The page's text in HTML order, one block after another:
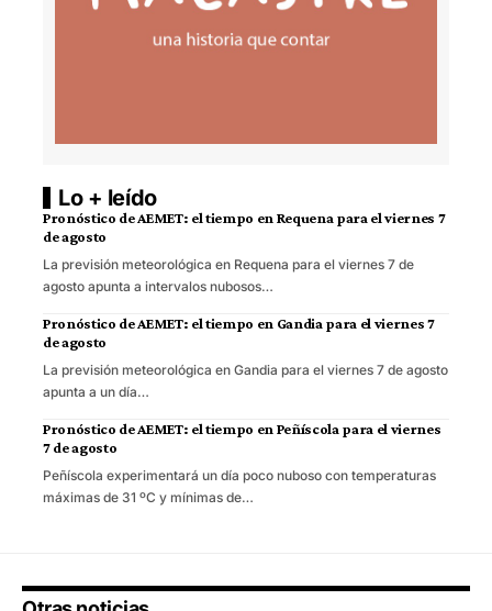
Lo + leído
Pronóstico de AEMET: el tiempo en Requena para el viernes 7
de agosto
La previsión meteorológica en Requena para el viernes 7 de
agosto apunta a intervalos nubosos…
Pronóstico de AEMET: el tiempo en Gandia para el viernes 7
de agosto
La previsión meteorológica en Gandia para el viernes 7 de agosto
apunta a un día…
Pronóstico de AEMET: el tiempo en Peñíscola para el viernes
7 de agosto
Peñíscola experimentará un día poco nuboso con temperaturas
máximas de 31 ºC y mínimas de…